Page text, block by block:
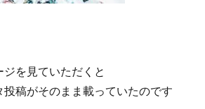
ジを見ていただくと
投稿がそのまま載っていたのです